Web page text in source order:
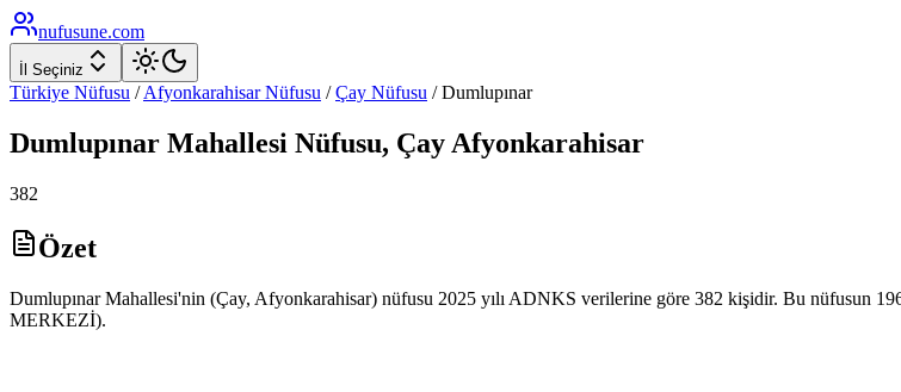
nufusune.com
İl Seçiniz
Türkiye Nüfusu / AfyonkarahisarNüfusu / Çay Nüfusu /Dumlupınar
Dumlupınar Mahallesi Nüfusu, Çay Afyonkarahisar
382
Özet
Dumlupınar Mahallesi'nin (Çay, Afyonkarahisar) nüfusu 2025 yılı ADNKS verilerine göre 382 kişidir. Bu nüfusun
MERKEZİ).